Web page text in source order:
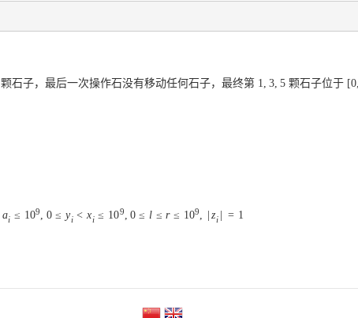
颗石子，最后一次操作石没有移动任何石子，最终第 1 3 5 颗石子位于 [0
ai ≤ 109, 0 ≤ yi < xi ≤ 109, 0 ≤ l ≤ r ≤ 109, zi = 1